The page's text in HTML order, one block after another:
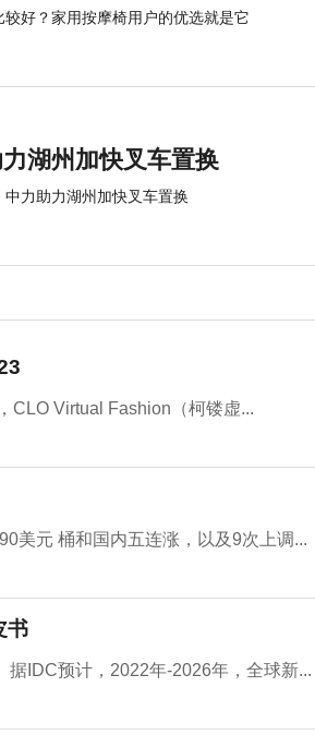
好？家用按摩椅用户的优选就是它
湖州加快叉车置换
力助力湖州加快叉车置换
CLO Virtual Fashion（柯镂虚...
美元 桶和国内五连涨，以及9次上调...
书
IDC预计，2022年-2026年，全球新...